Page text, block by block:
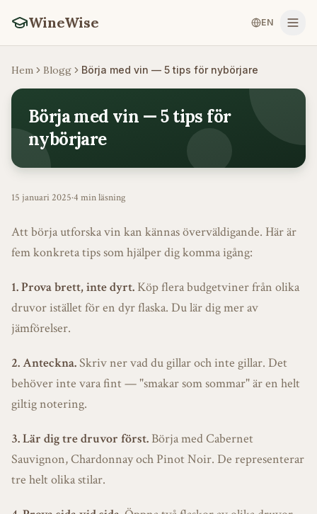
WineWise EN
Hem Blogg Börja med vin — 5 tips för nybörjare
Börja med vin — 5 tips för
nybörjare
15 januari 2025·4 minläsning
Att börja utforska vin kan kännas överväldigande. Här är
fem konkreta tips som hjälper dig komma igång:
1. Prova brett, inte dyrt. Köp flera budgetviner från olika
druvor istället för en dyr flaska. Du lär dig mer av
jämförelser.
2. Anteckna.Skriv ner vad du gillar och inte gillar. Det
behöver inte vara fint — "smakar som sommar" är en helt
giltig notering.
3. Lär dig tre druvor först.Börja med Cabernet
Sauvignon, Chardonnay och Pinot Noir. De representerar
tre helt olika stilar.